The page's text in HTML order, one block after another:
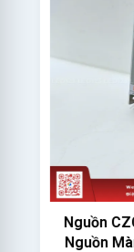
Nguồn
Nguồn